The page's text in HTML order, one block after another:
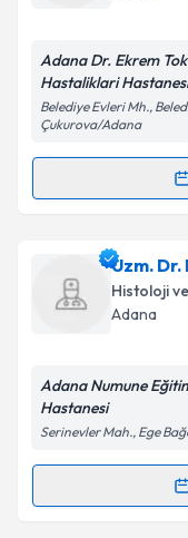
Metni'ni
kapsamda
Adana Dr. Ekrem
Hastaliklari Hastanesı
Belediye Evleri Mh.,
Çukurova/Adana
Randevu
Dr. Şahika
oluşturun. Size
takvim
Kişisel
'ni
kapsamda
Uzm.
Histoloji
Adana
Adana Numune
Hastanesi
Serinevler Mah., Ege
Randevu